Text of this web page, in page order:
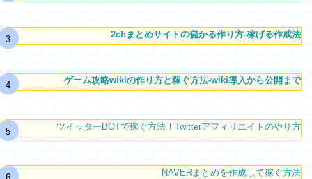
2chまとめサイトの儲かる作り方-稼げる作成法
ゲーム攻略wikiの作り方と稼ぐ方法-wiki導入から公開まで
ツイッターBOTで稼ぐ方法！Twitterアフィリエイトのやり方
NAVERまとめを作成して稼ぐ方法